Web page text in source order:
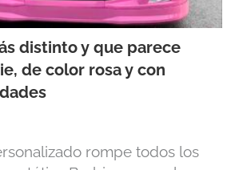
distinto y que parece
de color rosa y con
rompe todos los